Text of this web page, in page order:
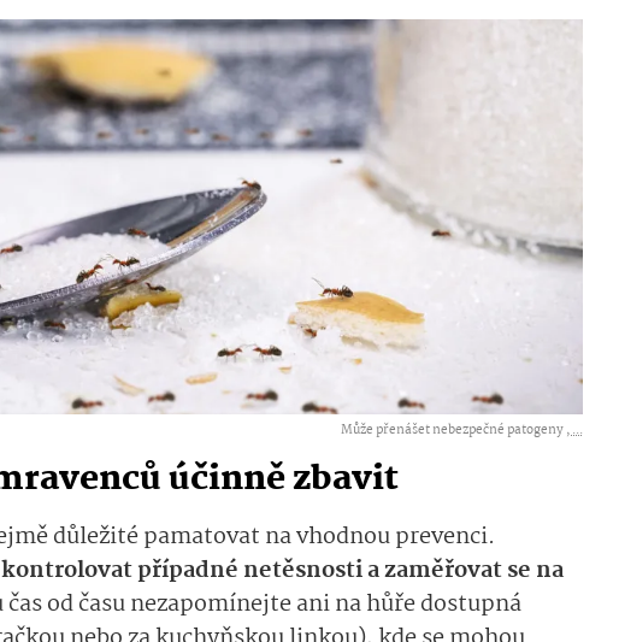
Může přenášet nebezpečné patogeny ,...
účinně zbavit
důležité pamatovat na vhodnou prevenci.
kontrolovat případné netěsnosti a zaměřovat se na
od času nezapomínejte ani na hůře dostupná